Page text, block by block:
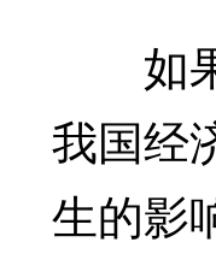
如果
我国经
生的影